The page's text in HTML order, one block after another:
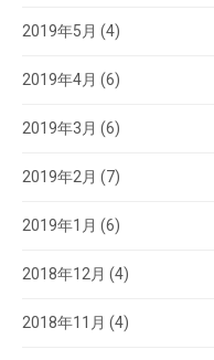
2019年5月 (4)
2019年4月 (6)
2019年3月 (6)
2019年2月 (7)
2019年1月 (6)
2018年12月 (4)
2018年11月 (4)